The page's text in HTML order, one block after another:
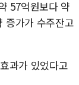
57억원보다 약
증가가 수주잔고
과가 있었다고